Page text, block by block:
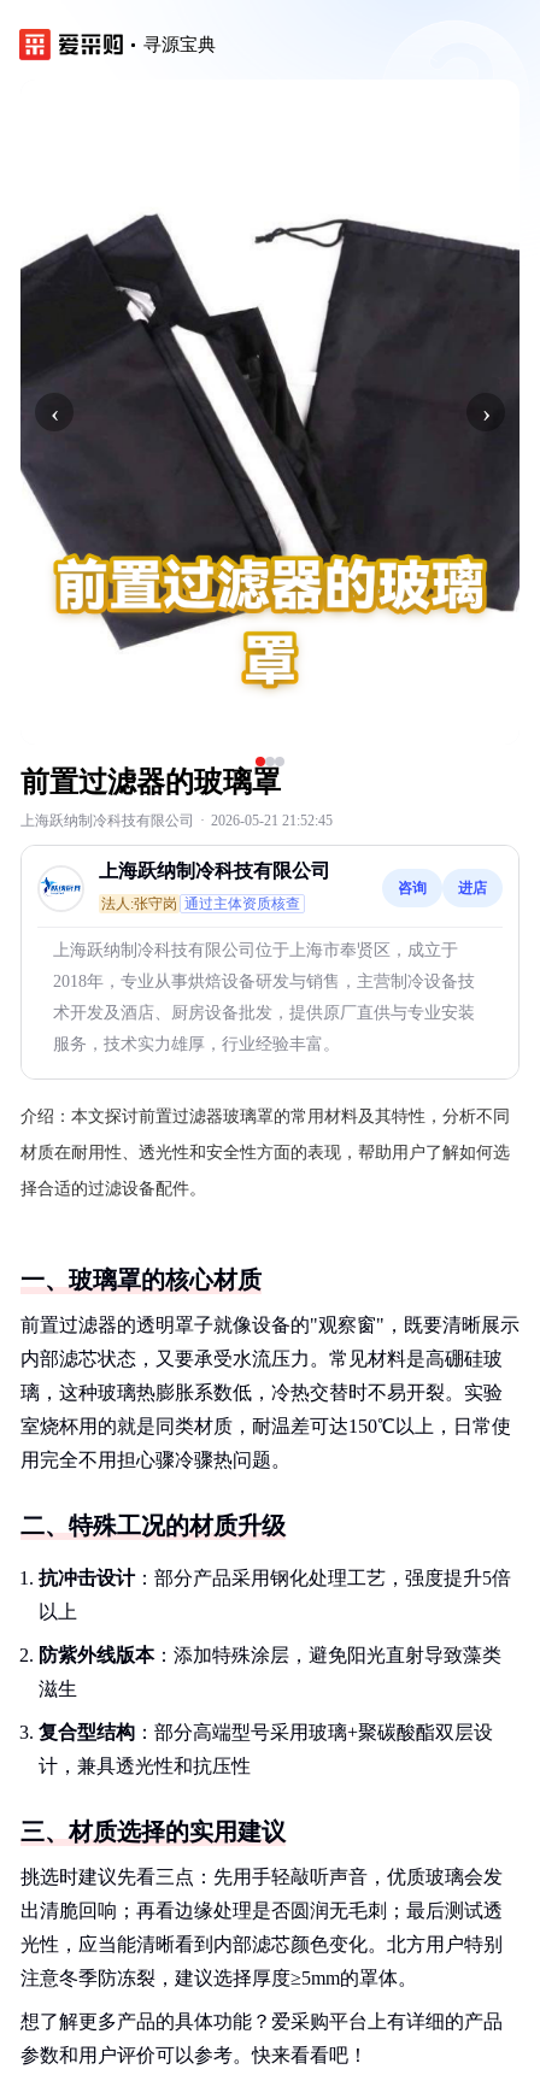
寻源宝典
‹ ›
前置过滤器的玻璃罩
上海跃纳制冷科技有限公司 · 2026-05-21 21:52:45
上海跃纳制冷科技有限公司
法人:张守岗 通过主体资质核查
咨询 进店
上海跃纳制冷科技有限公司位于上海市奉贤区，成立于
2018年，专业从事烘焙设备研发与销售，主营制冷设备技
术开发及酒店、厨房设备批发，提供原厂直供与专业安装
服务，技术实力雄厚，行业经验丰富。
介绍： 本文探讨前置过滤器玻璃罩的常用材料及其特性，分析不同
材质在耐用性、透光性和安全性方面的表现，帮助用户了解如何选
择合适的过滤设备配件。
一、玻璃罩的核心材质
前置过滤器的透明罩子就像设备的"观察窗"，既要清晰展示
内部滤芯状态，又要承受水流压力。常见材料是高硼硅玻
璃，这种玻璃热膨胀系数低，冷热交替时不易开裂。实验
室烧杯用的就是同类材质，耐温差可达150℃以上，日常使
用完全不用担心骤冷骤热问题。
二、特殊工况的材质升级
抗冲击设计：部分产品采用钢化处理工艺，强度提升5倍
以上
防紫外线版本：添加特殊涂层，避免阳光直射导致藻类
滋生
复合型结构 ：部分高端型号采用玻璃+聚碳酸酯双层设
计，兼具透光性和抗压性
三、材质选择的实用建议
挑选时建议先看三点：先用手轻敲听声音，优质玻璃会发
出清脆回响；再看边缘处理是否圆润无毛刺；最后测试透
光性，应当能清晰看到内部滤芯颜色变化。北方用户特别
注意冬季防冻裂，建议选择厚度≥5mm的罩体。
想了解更多产品的具体功能？爱采购平台上有详细的产品
参数和用户评价可以参考。快来看看吧！